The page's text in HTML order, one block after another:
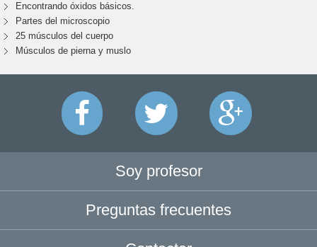
Encontrando óxidos básicos.
Partes del microscopio
25 músculos del cuerpo
Músculos de pierna y muslo
Soy profesor
Preguntas frecuentes